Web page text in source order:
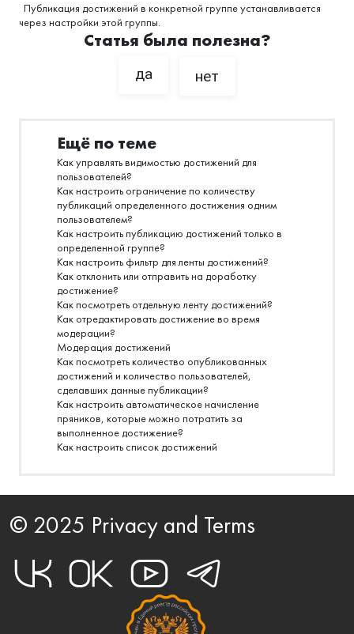
Публикация достижений в конкретной группе устанавливается
через настройки этой группы.
Статья была полезна?
да нет
Ещё по теме
Как управлять видимостью достижений для
пользователей?
Как настроить ограничение по количеству
публикаций определенного достижения одним
пользователем?
Как настроить публикацию достижений только в
определенной группе?
Как настроить фильтр для ленты достижений?
Как отклонить или отправить на доработку
достижение?
Как посмотреть отдельную ленту достижений?
Как отредактировать достижение во время
модерации?
Модерация достижений
Как посмотреть количество опубликованных
достижений и количество пользователей,
сделавших данные публикации?
Как настроить автоматическое начисление
пряников, которые можно потратить за
выполненное достижение?
Как настроить список достижений
© 2025 Privacy and Terms